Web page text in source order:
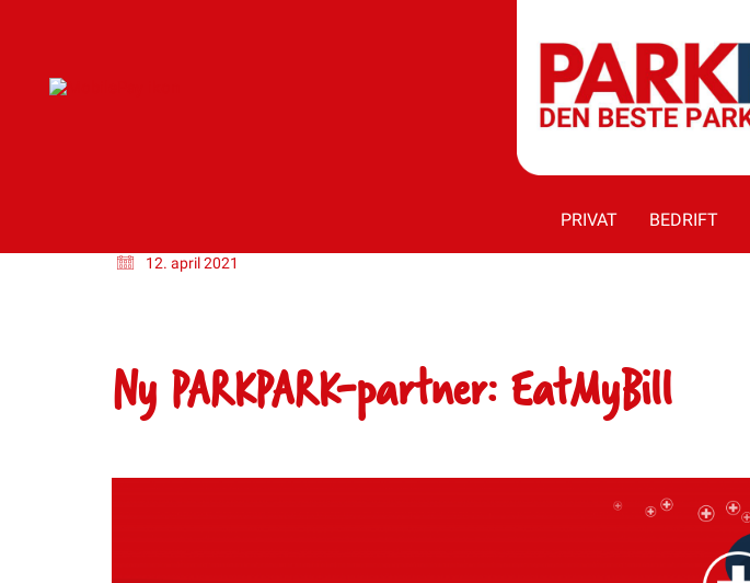
PRIVAT BEDRIFT
12. april 2021
Ny PARKPARK-partner: EatMyBill